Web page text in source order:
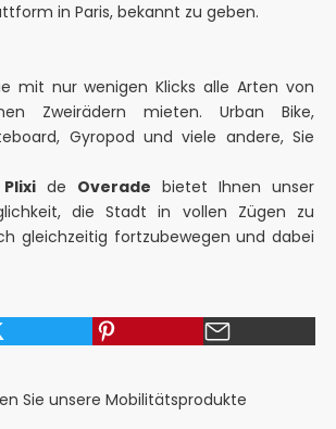
in Paris, bekannt zu geben.
mit nur wenigen Klicks alle Arten von
Zweirädern mieten. Urban Bike,
Gyropod und viele andere, Sie
Plixi de Overade bietet Ihnen unser
die Stadt in vollen Zügen zu
gleichzeitig fortzubewegen und dabei
Sie unsere Mobilitätsprodukte